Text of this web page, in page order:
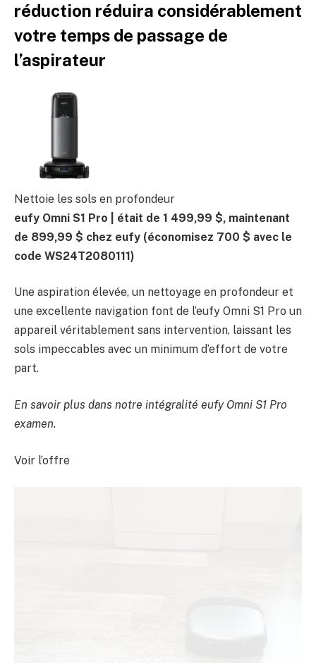
réduction réduira considérablement
votre temps de passage de
l’aspirateur
Nettoie les sols en profondeur
eufy Omni S1 Pro | était de 1 499,99 $, maintenant
de 899,99 $ chez eufy (économisez 700 $ avec le
code WS24T2080111)
Une aspiration élevée, un nettoyage en profondeur et
une excellente navigation font de l’eufy Omni S1 Pro un
appareil véritablement sans intervention, laissant les
sols impeccables avec un minimum d’effort de votre
part.
En savoir plus dans notre intégralité eufy Omni S1 Pro
examen.
Voir l’offre